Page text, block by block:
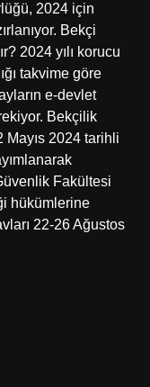
2024 için
Bekçi
2024 yılı korucu
takvime göre
e-devlet
Bekçilik
Mayıs 2024 tarihli
Fakültesi
hükümlerine
22-26 Ağustos